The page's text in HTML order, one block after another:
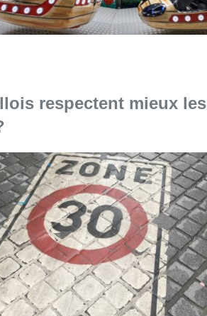
l'article "Les Bruxellois
interpellés après un
armée dans un
bruxellois